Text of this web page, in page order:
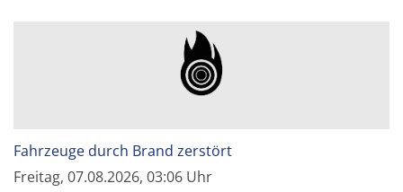
Fahrzeuge durch Brand zerstört
Freitag, 07.08.2026, 03:06 Uhr